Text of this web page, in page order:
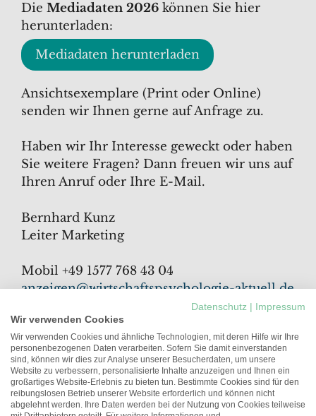
Die Mediadaten 2026 können Sie hier
herunterladen:
Mediadaten herunterladen
Ansichtsexemplare (Print oder Online)
senden wir Ihnen gerne auf Anfrage zu.
Haben wir Ihr Interesse geweckt oder haben
Sie weitere Fragen? Dann freuen wir uns auf
Ihren Anruf oder Ihre E-Mail.
Bernhard Kunz
Leiter Marketing
Mobil +49 1577 768 43 04
anzeigen@wirtschaftspsychologie-aktuell.de
—
Gerne informieren wir Sie regelmäßig über
Werbemöglichkeiten und
Neuerscheinungen aus dem Deutschen
Psychologen Verlag. Registrieren Sie sich
Datenschutz
Impressum
Wir verwenden Cookies
Wir verwenden Cookies und ähnliche Technologien, mit deren Hilfe wir Ihre
personenbezogenen Daten verarbeiten. Sofern Sie damit einverstanden
sind, können wir dies zur Analyse unserer Besucherdaten, um unsere
Website zu verbessern, personalisierte Inhalte anzuzeigen und Ihnen ein
großartiges Website-Erlebnis zu bieten tun. Bestimmte Cookies sind für den
reibungslosen Betrieb unserer Website erforderlich und können nicht
abgelehnt werden. Ihre Daten werden bei der Nutzung von Cookies teilweise